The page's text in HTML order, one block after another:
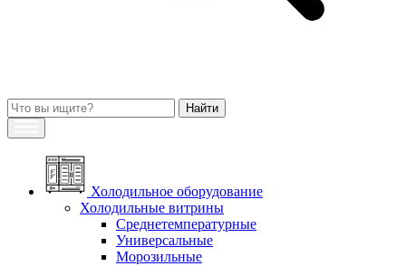
Холодильное оборудование
Холодильные витрины
Среднетемпературные
Универсальные
Морозильные